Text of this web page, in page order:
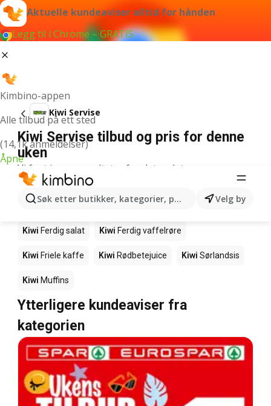
Aktuelle kundeaviser alltid for hånden
Legg til i Chrome – GRATIS
Kimbino-appen
Alle tilbud på ett sted
(14,1k anmeldelser)
Åpne
Søk etter butikker, kategorier, produkter...Velg by
Kiwi Servise
Kiwi Servise tilbud og pris for denne
uken
Vi fant ingen resultater for det ordet.
Andre produkter i butikkene Kiwi
Kiwi Makrell i tomat
Kiwi Ferdig salat Kiwi Ferdig vaffelrøre
Kiwi Friele kaffe Kiwi Rødbetejuice Kiwi Sørlandsis
Kiwi Muffins
Ytterligere kundeaviser fra
kategorien